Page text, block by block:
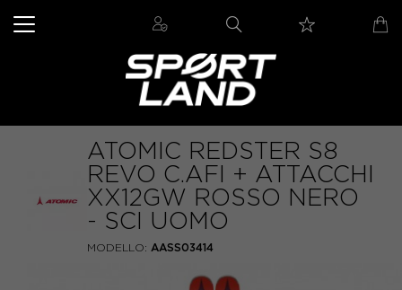
ATOMIC REDSTER S8
REVO C.AFI + ATTACCHI
XX12GW ROSSO NERO
- SCI UOMO
MODELLO: AASS03414